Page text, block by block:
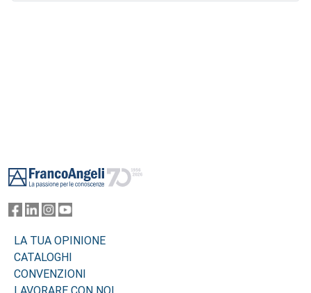
LA TUA OPINIONE
CATALOGHI
CONVENZIONI